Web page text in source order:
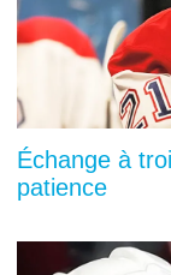
Échange à
patience